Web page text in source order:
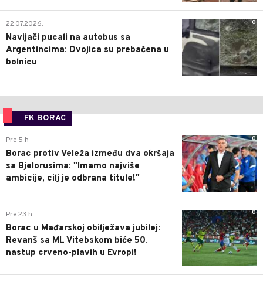
0
22.07.2026.
Navijači pucali na autobus sa
Argentincima: Dvojica su prebačena u
bolnicu
FK BORAC
0
Pre 5 h
Borac protiv Veleža između dva okršaja
sa Bjelorusima: "Imamo najviše
ambicije, cilj je odbrana titule!"
0
Pre 23 h
Borac u Mađarskoj obilježava jubilej:
Revanš sa ML Vitebskom biće 50.
nastup crveno-plavih u Evropi!